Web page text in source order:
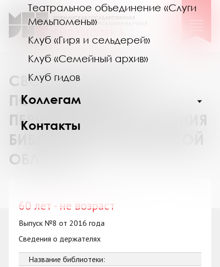
Театральное объединение «Слуги
Мельпомены»
Клуб «Гиря и сельдерей»
Клуб «Семейный архив»
Клуб гидов
Коллегам
Контакты
СВОДНЫЙ КАТАЛОГ
ПОДПИСКИ НА
ПЕРИОДИЧЕСКИЕ ИЗДАНИЯ
БИБЛИОТЕК МУРМАНСКОЙ
ОБЛАСТИ
60 лет - не возраст
Выпуск №8 от 2016 года
Сведения о держателях
Название библиотеки: